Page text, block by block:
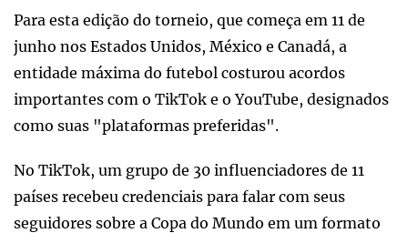
Para esta edição do torneio, que começa em 11 de
junho nos Estados Unidos, México e Canadá, a
entidade máxima do futebol costurou acordos
importantes com o TikTok e o YouTube, designados
como suas "plataformas preferidas".
No TikTok, um grupo de 30 influenciadores de 11
países recebeu credenciais para falar com seus
seguidores sobre a Copa do Mundo em um formato